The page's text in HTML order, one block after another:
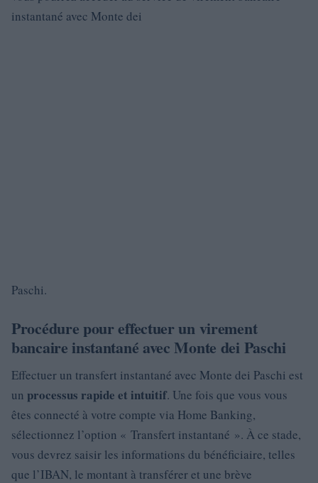
instantané avec Monte dei
Paschi.
Procédure pour effectuer un virement
bancaire instantané avec Monte dei Paschi
Effectuer un transfert instantané avec Monte dei Paschi est
un processus rapide et intuitif. Une fois que vous vous
êtes connecté à votre compte via Home Banking,
sélectionnez l’option « Transfert instantané ». À ce stade,
vous devrez saisir les informations du bénéficiaire, telles
que l’IBAN, le montant à transférer et une brève